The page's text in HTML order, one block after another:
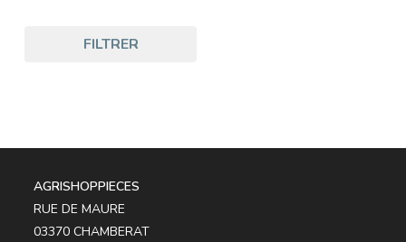
FILTRER
AGRISHOPPIECES
RUE DE MAURE
03370 CHAMBERAT